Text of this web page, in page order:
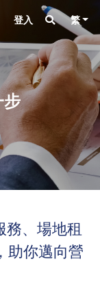
登入 繁
務、場地租
助你邁向營